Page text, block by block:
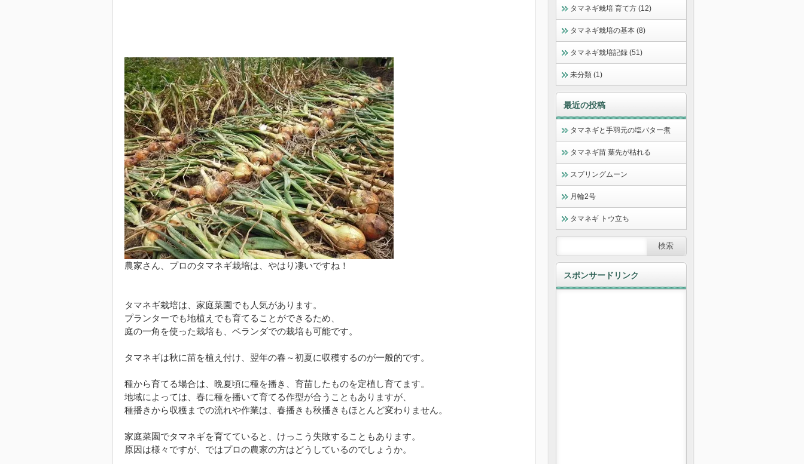
農家さん、プロのタマネギ栽培は、やはり凄いですね！
タマネギ栽培は、家庭菜園でも人気があります。
プランターでも地植えでも育てることができるため、
庭の一角を使った栽培も、ベランダでの栽培も可能です。
タマネギは秋に苗を植え付け、翌年の春～初夏に収穫するのが一般的です。
種から育てる場合は、晩夏頃に種を播き、育苗したものを定植し育てます。
地域によっては、春に種を播いて育てる作型が合うこともありますが、
種播きから収穫までの流れや作業は、春播きも秋播きもほとんど変わりません。
家庭菜園でタマネギを育てていると、けっこう失敗することもあります。
原因は様々ですが、ではプロの農家の方はどうしているのでしょうか。
タマネギ栽培 育て方 (12)
タマネギ栽培の基本 (8)
タマネギ栽培記録 (51)
未分類 (1)
最近の投稿
タマネギと手羽元の塩バター煮
タマネギ苗 葉先が枯れる
スプリングムーン
月輪2号
タマネギ トウ立ち
スポンサードリンク